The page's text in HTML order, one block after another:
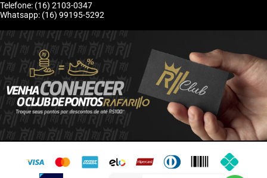
Telefone: (16) 2103-0347
Whatsapp: (16) 99195-5292